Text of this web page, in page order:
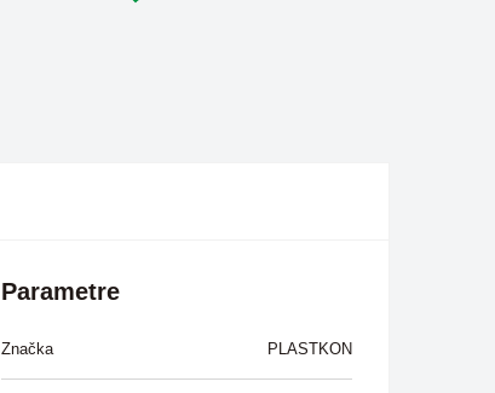
Parametre
Značka PLASTKON